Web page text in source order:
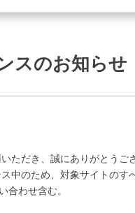
スのお知らせ
ただき、誠にありがとうご
中のため、対象サイトのす
合わせ含む。